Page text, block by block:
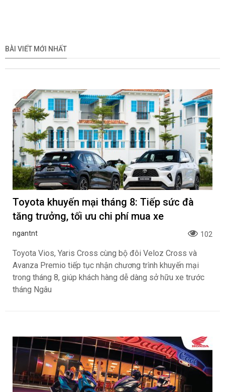
Xem trước Range Rover GT
sẽ ra mắt vào cuối năm
2026
Khoa NX
MINI Aceman 2026 có giá
bán 2,419 tỷ đồng tại Việt
NamKhoa NX
BÀI VIẾT MỚI NHẤT
tăng trưởng, tối ưu chi phí mua xe
ngantnt
Toyota Vios, Yaris Cross cùng bộ đôi Veloz Cross và
Avanza Premio tiếp tục nhận chương trình khuyến mại